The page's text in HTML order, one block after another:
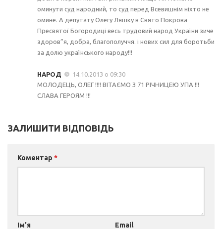
оминути суд народний, то суд перед Всевишнім ніхто не
омине. А депутату Олегу Ляшку в Свято Покрова
Пресвятої Богородиці весь трудовий народ України зиче
здоров”я, добра, благополуччя. і нових сил для боротьби
за долю українського народу!!!
НАРОД
14.10.2013 о 09:30
МОЛОДЕЦЬ, ОЛЕГ !!!! ВІТАЄМО З 71 РІЧНИЦЕЮ УПА !!!
СЛАВА ГЕРОЯМ !!!
ЗАЛИШИТИ ВІДПОВІДЬ
Коментар *
Ім'я Email